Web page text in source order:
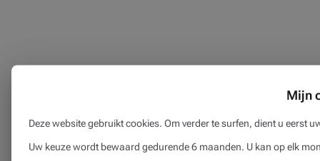
Mijn
Deze website gebruikt cookies. Om verder te surfen, dient u eerst
Uw keuze wordt bewaard gedurende 6 maanden. U kan op elk